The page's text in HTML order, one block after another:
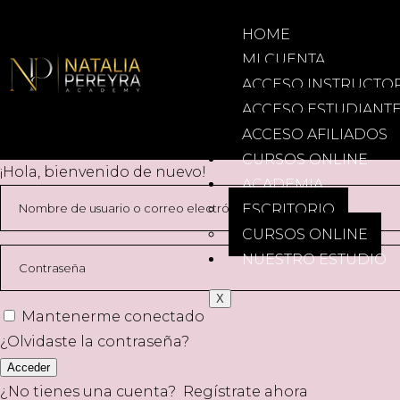
HOME
MI CUENTA
ACCESO
ACCESO
ACCESO AFILIADOS
CURSOS ONLINE
ACADEMIA
ESCRITORIO
CURSOS ONLINE
NUESTRO ESTUDIO
X
¡Hola, bienvenido de nuevo!
Mantenerme conectado
¿Olvidaste la contraseña?
Acceder
¿No tienes una cuenta? Regístrate ahora